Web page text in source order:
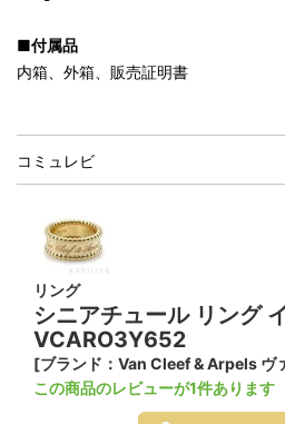
■付属品
内箱、外箱、販売証明書
コミュレビ
リング
シニアチュール リング
VCARO3Y652
[ブランド：Van Cleef & Arpels ヴ
この商品のレビューが1件あります